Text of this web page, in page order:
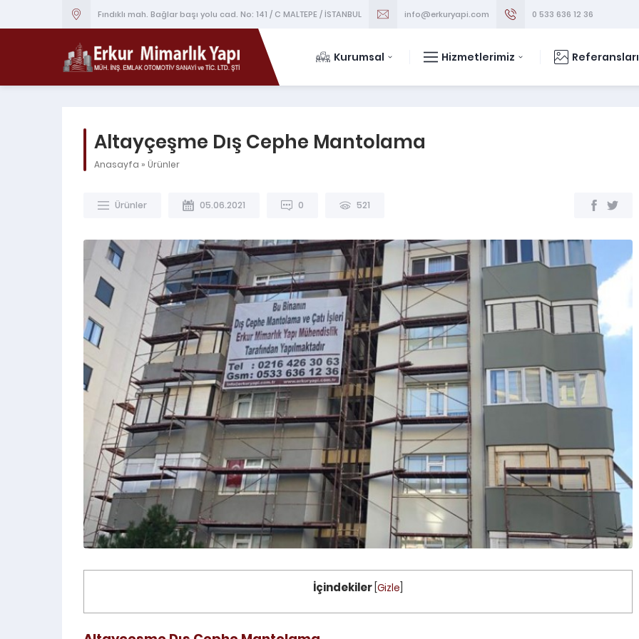
Fındıklı mah. Bağlar başı yolu cad. No: 141 / C MALTEPE / İSTANBUL info@erkuryapi.com 0 533 636 12 36
Kurumsal Hizmetlerimiz
Altayçeşme Dış Cephe Mantolama
Anasayfa » Ürünler
Ürünler 05.06.2021 0 521
İçindekiler Gizle
ÜRÜNLER
TAVAN DEKORASYON UYGULAMA
ÜRÜNLER
MALTEPE ÇATI BAKIM ONARIM
ÜRÜNLER
ERENKÖY ÇATI BAKIM ONARIM